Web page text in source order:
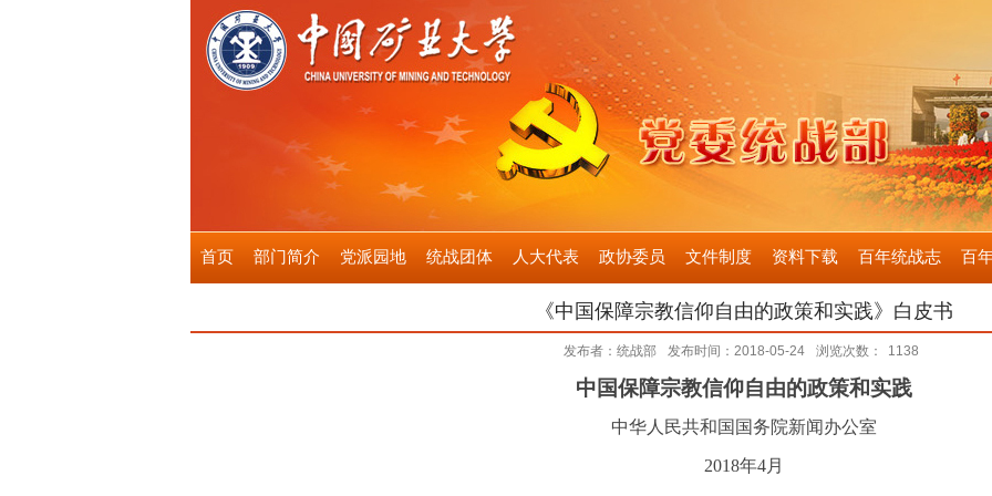
首页 部门简介 党派园地 统战团体 人大代表 政协委员 文件制度 资料下载 百年统战志 百
《中国保障宗教信仰自由的政策和实践》白皮书
发布者：统战部 发布时间：2018-05-24 浏览次数： 1138
中国保障宗教信仰自由的政策和实践
中华人民共和国国务院新闻办公室
2018年4月